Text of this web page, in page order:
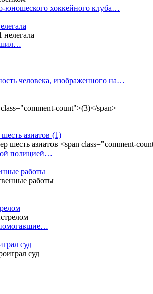
юношеского хоккейного клуба…
человека, изображенного на…
азиатов (1)
полицией…
работы
суд